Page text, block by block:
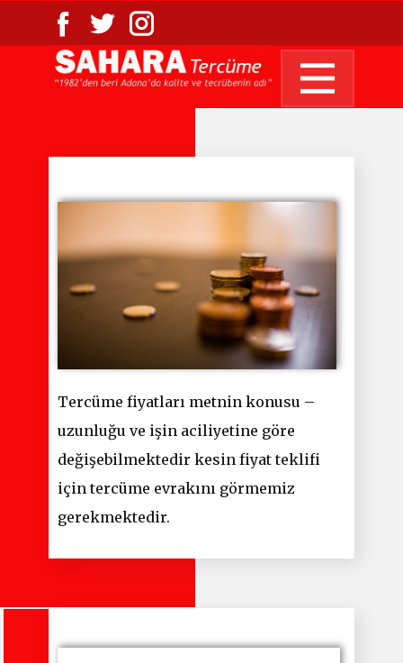
Tercüme fiyatları metnin konusu –
uzunluğu ve işin aciliyetine göre
değişebilmektedir kesin fiyat teklifi
için tercüme evrakını görmemiz
gerekmektedir.